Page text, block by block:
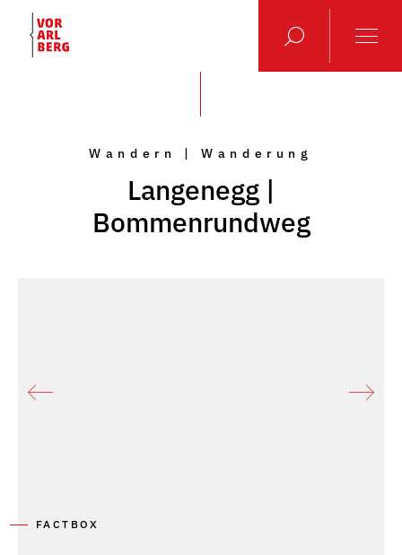
Wandern | Wanderung
Langenegg |
Bommenrundweg
FACTBOX